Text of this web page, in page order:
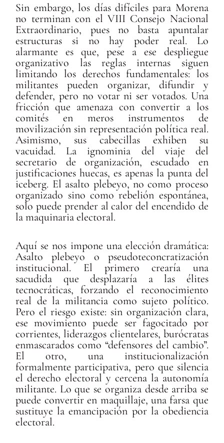
Sin embargo, los días difíciles para Morena
no terminan con el VIII Consejo Nacional
Extraordinario, pues no basta apuntalar
estructuras si no hay poder real. Lo
alarmante es que, pese a ese despliegue
organizativo las reglas internas siguen
limitando los derechos fundamentales: los
militantes pueden organizar, difundir y
defender, pero no votar ni ser votados. Una
fricción que amenaza con convertir a los
comités en meros instrumentos de
movilización sin representación política real.
Asimismo, sus cabecillas exhiben su
vacuidad. La ignominia del viaje del
secretario de organización, escudado en
justificaciones huecas, es apenas la punta del
iceberg. El asalto plebeyo, no como proceso
organizado sino como rebelión espontánea,
solo puede prender al calor del encendido de
la maquinaria electoral.
Aquí se nos impone una elección dramática:
Asalto plebeyo o pseudoteconcratización
institucional. El primero crearía una
sacudida que desplazaría a las élites
tecnocráticas, forzando el reconocimiento
real de la militancia como sujeto político.
Pero el riesgo existe: sin organización clara,
ese movimiento puede ser fagocitado por
corrientes, liderazgos clientelares, burócratas
enmascarados como “defensores del cambio”.
El otro, una institucionalización
formalmente participativa, pero que silencia
el derecho electoral y cercena la autonomía
militante. Lo que se organiza desde arriba se
puede convertir en maquillaje, una farsa que
sustituye la emancipación por la obediencia
electoral.